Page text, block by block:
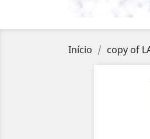
Início copy of